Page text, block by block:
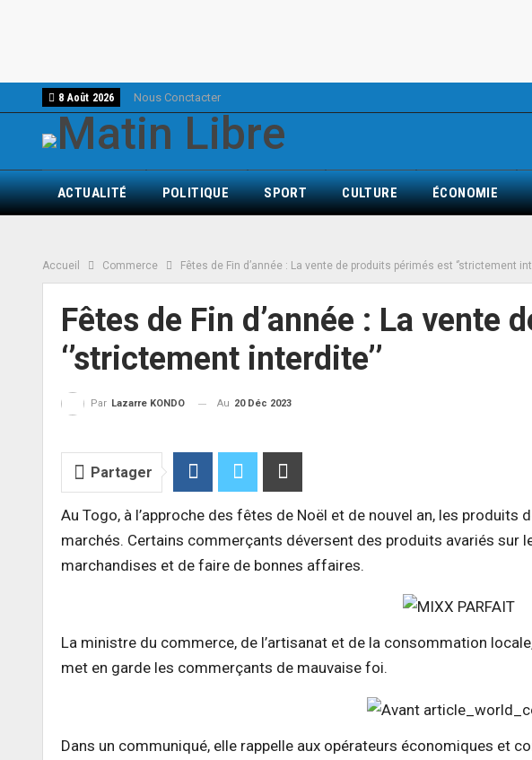
8 Août 2026 Nous Conctacter
ACTUALITÉ POLITIQUE SPORT CULTURE ÉCONOMIE
Accueil Commerce Fêtes de Fin d’année : La vente de produits périmés est ‘’strictement
Fêtes de Fin d’année : La vente
‘’strictement interdite’’
Par Lazarre KONDO Au 20 Déc 2023
Partager
Au Togo, à l’approche des fêtes de Noël et de nouvel an, les produits
marchés. Certains commerçants déversent des produits avariés sur
marchandises et de faire de bonnes affaires.
La ministre du commerce, de l’artisanat et de la consommation
met en garde les commerçants de mauvaise foi.
Dans un communiqué, elle rappelle aux opérateurs économiques et